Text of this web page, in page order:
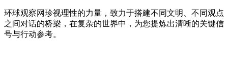
环球观察网珍视理性的力量，致力于搭建不同文明、不同观点
之间对话的桥梁，在复杂的世界中，为您提炼出清晰的关键信
号与行动参考。